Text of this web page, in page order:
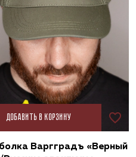
Добавить в корзину
Варгградъ «Верный